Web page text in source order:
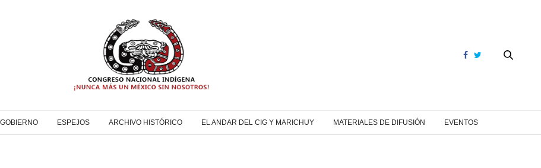
ESPEJOS ARCHIVO HISTÓRICO EL ANDAR DEL CIG Y MARICHUY MATERIALES DE DIFUSIÓN EVENTOS